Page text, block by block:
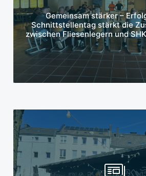
Gemeinsam stärker –
Schnittstellentag stärkt die
zwischen Fliesenlegern und
Mehr erfahren